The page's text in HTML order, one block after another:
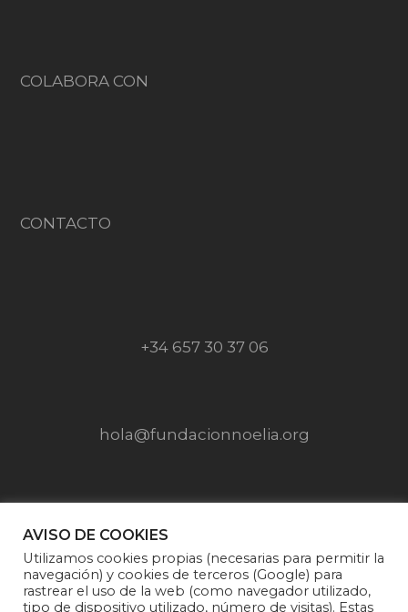
COLABORA CON
CONTACTO
+34 657 30 37 06
hola@fundacionnoelia.org
AVISO DE COOKIES
Utilizamos cookies propias (necesarias para permitir la
navegación) y cookies de terceros (Google) para
rastrear el uso de la web (como navegador utilizado,
tipo de dispositivo utilizado, número de visitas). Estas